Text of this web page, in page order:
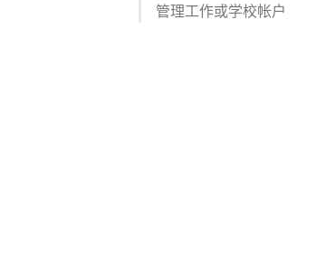
管理工作或学校帐户